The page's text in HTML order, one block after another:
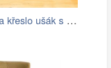
Potah na křeslo ušák s podsedákem…